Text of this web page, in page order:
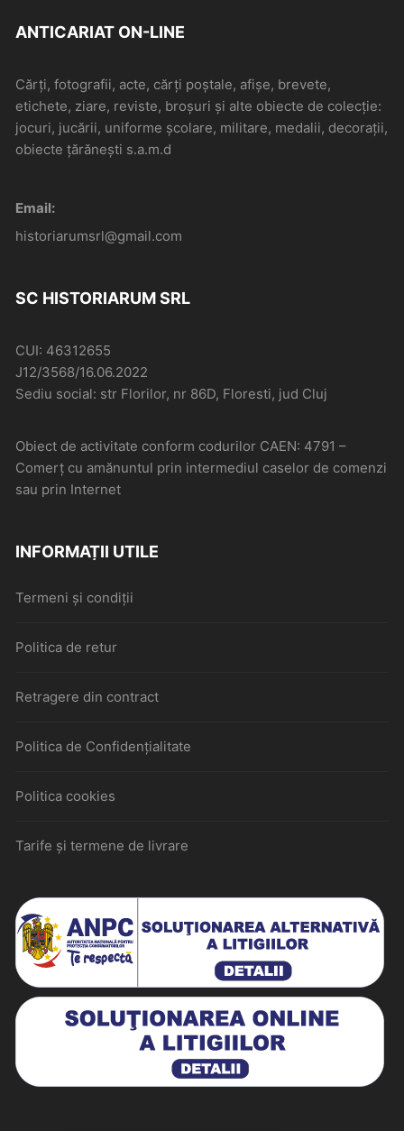
ANTICARIAT ON-LINE
Cărți, fotografii, acte, cărți poștale, afișe, brevete,
etichete, ziare, reviste, broșuri și alte obiecte de colecție:
jocuri, jucării, uniforme școlare, militare, medalii, decorații,
obiecte țărănești s.a.m.d
Email:
historiarumsrl@gmail.com
SC HISTORIARUM SRL
CUI: 46312655
J12/3568/16.06.2022
Sediu social: str Florilor, nr 86D, Floresti, jud Cluj
Obiect de activitate conform codurilor CAEN: 4791 –
Comerţ cu amănuntul prin intermediul caselor de comenzi
sau prin Internet
INFORMAȚII UTILE
Termeni și condiții
Politica de retur
Retragere din contract
Politica de Confidențialitate
Politica cookies
Tarife și termene de livrare